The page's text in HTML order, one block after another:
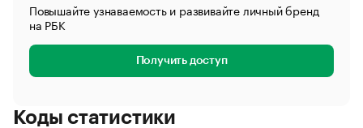
Повышайте узнаваемость и развивайте личный бренд
на РБК
Получить доступ
Коды статистики